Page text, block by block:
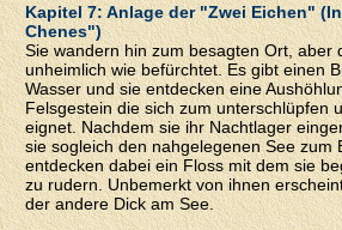
Kapitel 7: Anlage der "Zwei Eichen"
Chenes")
Sie wandern hin zum besagten Ort, aber
unheimlich wie befürchtet. Es gibt einen
Wasser und sie entdecken eine
Felsgestein die sich zum unterschlüpfen
eignet. Nachdem sie ihr Nachtlager
sie sogleich den nahgelegenen See zum
entdecken dabei ein Floss mit dem sie
zu rudern. Unbemerkt von ihnen
der andere Dick am See.